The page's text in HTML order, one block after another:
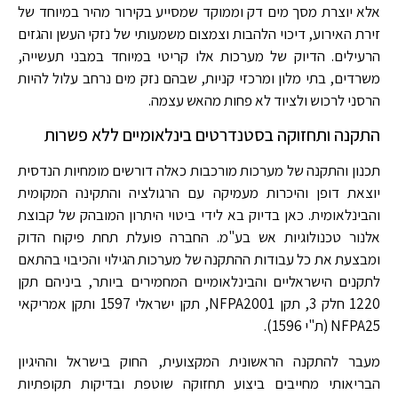
אלא יוצרת מסך מים דק וממוקד שמסייע בקירור מהיר במיוחד של
זירת האירוע, דיכוי הלהבות וצמצום משמעותי של נזקי העשן והגזים
הרעילים. הדיוק של מערכות אלו קריטי במיוחד במבני תעשייה,
משרדים, בתי מלון ומרכזי קניות, שבהם נזק מים נרחב עלול להיות
הרסני לרכוש ולציוד לא פחות מהאש עצמה.
התקנה ותחזוקה בסטנדרטים בינלאומיים ללא פשרות
תכנון והתקנה של מערכות מורכבות כאלה דורשים מומחיות הנדסית
יוצאת דופן והיכרות מעמיקה עם הרגולציה והתקינה המקומית
והבינלאומית. כאן בדיוק בא לידי ביטוי היתרון המובהק של קבוצת
אלנור טכנולוגיות אש בע"מ. החברה פועלת תחת פיקוח הדוק
ומבצעת את כל עבודות ההתקנה של מערכות הגילוי והכיבוי בהתאם
לתקנים הישראליים והבינלאומיים המחמירים ביותר, ביניהם תקן
1220 חלק 3, תקן NFPA2001, תקן ישראלי 1597 ותקן אמריקאי
NFPA25 (ת"י 1596).
מעבר להתקנה הראשונית המקצועית, החוק בישראל וההיגיון
הבריאותי מחייבים ביצוע תחזוקה שוטפת ובדיקות תקופתיות